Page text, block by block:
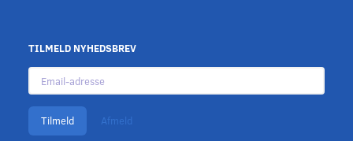
TILMELD NYHEDSBREV
Email-
adresse
Tilmeld Afmeld